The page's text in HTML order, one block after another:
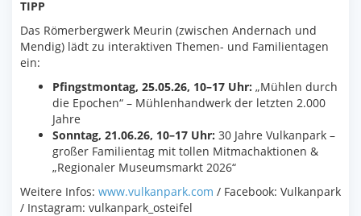
TIPP
Das Römerbergwerk Meurin (zwischen Andernach und
Mendig) lädt zu interaktiven Themen- und Familientagen
ein:
Pfingstmontag, 25.05.26, 10–17 Uhr: „Mühlen durch
die Epochen“ – Mühlenhandwerk der letzten 2.000
Jahre
Sonntag, 21.06.26, 10–17 Uhr: 30 Jahre Vulkanpark –
großer Familientag mit tollen Mitmachaktionen &
„Regionaler Museumsmarkt 2026“
Weitere Infos: www.vulkanpark.com / Facebook: Vulkanpark
/ Instagram: vulkanpark_osteifel